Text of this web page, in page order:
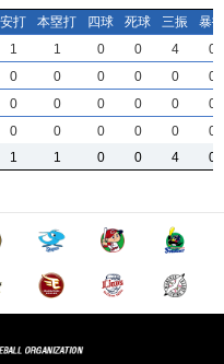
安打 本塁打 四球 死球 三振
暴投
1 1 0 0 4
0
0 0 0 0 0
0
0 0 0 0 0
0
0 0 0 0 0
0
1 1 0 0 4 0
安打 本塁打 四球 死球 三振
暴投
1 1 0 0 4
0
0 0 0 0 0
0
0 0 0 0 0
0
0 0 0 0 0
0
1 1 0 0 4 0
安打 本塁打 四球 死球 三振
暴投
1 1 0 0 4
0
0 0 0 0 0
0
0 0 0 0 0
0
0 0 0 0 0
0
1 1 0 0 4 0
安打 本塁打 四球 死球 三振
暴投
1 1 0 0 4
0
0 0 0 0 0
0
0 0 0 0 0
0
0 0 0 0 0
0
1 1 0 0 4 0